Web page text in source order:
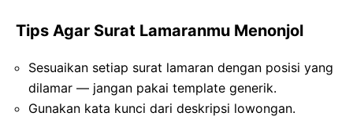
Tips Agar Surat Lamaranmu Menonjol
Sesuaikan setiap surat lamaran dengan posisi yang
dilamar — jangan pakai template generik.
Gunakan kata kunci dari deskripsi lowongan.